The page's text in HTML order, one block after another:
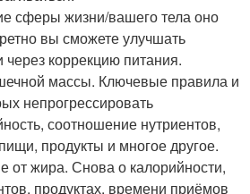
сферы жизни/вашего тела оно
вы сможете улучшать
через коррекцию питания.
массы. Ключевые правила и
непрогрессировать
соотношение нутриентов,
продукты и многое другое.
от жира. Снова о калорийности,
продуктах, времени приёмов